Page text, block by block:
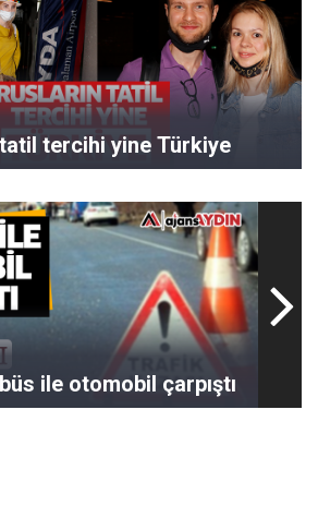
tatil tercihi yine Türkiye
ile otomobil çarpıştı